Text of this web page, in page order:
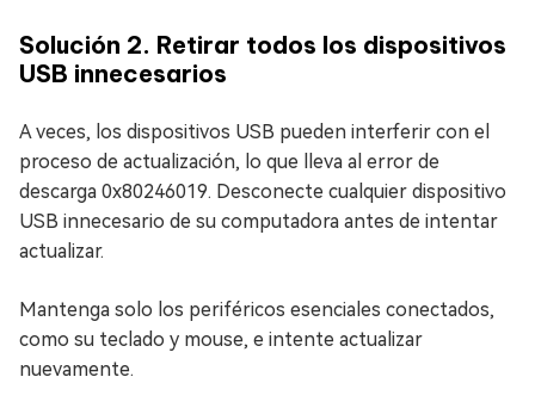
Solución 2. Retirar todos los dispositivos
USB innecesarios
A veces, los dispositivos USB pueden interferir con el
proceso de actualización, lo que lleva al error de
descarga 0x80246019. Desconecte cualquier dispositivo
USB innecesario de su computadora antes de intentar
actualizar.
Mantenga solo los periféricos esenciales conectados,
como su teclado y mouse, e intente actualizar
nuevamente.